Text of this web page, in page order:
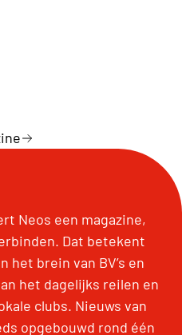
Neos VZW
Neos een magazine,
Dat betekent
het brein van BV’s en
het dagelijks reilen en
clubs. Nieuws van
opgebouwd rond één